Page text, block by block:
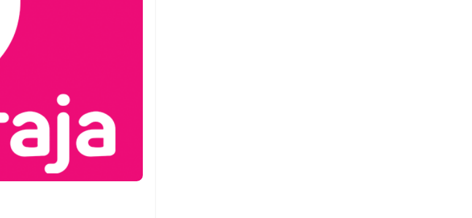
DNS Server Gojek Terbaru dan IP Server GoPartner Gojek